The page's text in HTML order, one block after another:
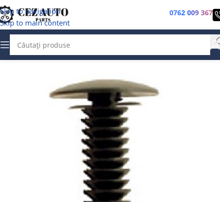
Skip to navigation
Skip to main content
0762 009 367